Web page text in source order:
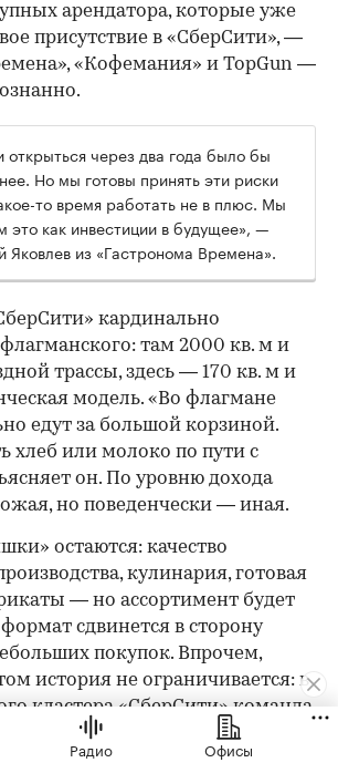
арендатора, которые уже
присутствие в «СберСити», —
«Кофемания» и TopGun —
открыться через два года было бы
Но мы готовы принять эти риски
то время работать не в плюс. Мы
это как инвестиции в будущее», —
Яковлев из «Гастронома Времена».
кардинально
там 2000 кв. м и
трассы, здесь — 170 кв. м и
модель. «Во флагмане
едут за большой корзиной.
хлеб или молоко по пути с
он. По уровню дохода
но поведенчески — иная.
остаются: качество
кулинария, готовая
— но ассортимент будет
сдвинется в сторону
покупок. Впрочем,
история не ограничивается: в
кластера «СберСити» команда
флагманский магазин
кв. м.
Радио Офисы